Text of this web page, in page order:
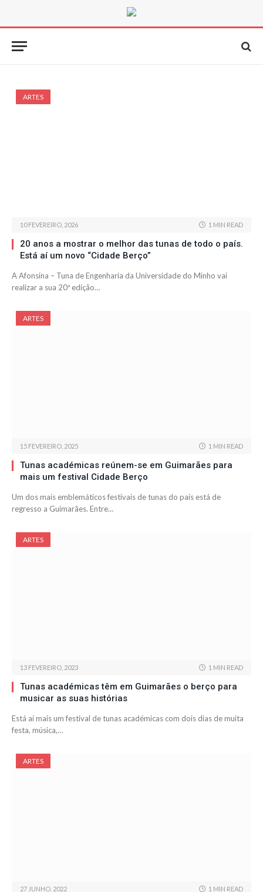
ARTES
10 FEVEREIRO, 2026 1 MIN READ
20 anos a mostrar o melhor das tunas de todo o país.
Está aí um novo “Cidade Berço”
A Afonsina – Tuna de Engenharia da Universidade do Minho vai
realizar a sua 20ª edição…
ARTES
15 FEVEREIRO, 2025 1 MIN READ
Tunas académicas reúnem-se em Guimarães para
mais um festival Cidade Berço
Um dos mais emblemáticos festivais de tunas do país está de
regresso a Guimarães. Entre…
ARTES
13 FEVEREIRO, 2023 1 MIN READ
Tunas académicas têm em Guimarães o berço para
musicar as suas histórias
Está aí mais um festival de tunas académicas com dois dias de muita
festa, música,…
ARTES
27 JUNHO, 2022 1 MIN READ